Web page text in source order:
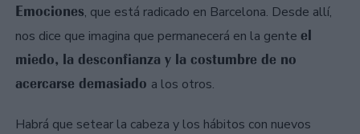
Emociones, que está radicado en Barcelona. Desde allí,
nos dice que imagina que permanecerá en la gente el
miedo, la desconfianza y la costumbre de no
acercarse demasiado a los otros.
Habrá que setear la cabeza y los hábitos con nuevos